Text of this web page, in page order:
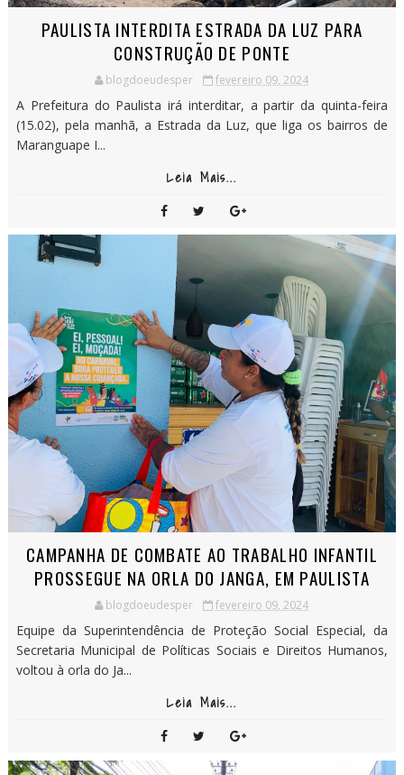
PAULISTA INTERDITA ESTRADA DA LUZ PARA
CONSTRUÇÃO DE PONTE
blogdoeudesper fevereiro 09, 2024
A Prefeitura do Paulista irá interditar, a partir da quinta-feira
(15.02), pela manhã, a Estrada da Luz, que liga os bairros de
Maranguape I...
Leia Mais...
CAMPANHA DE COMBATE AO TRABALHO INFANTIL
PROSSEGUE NA ORLA DO JANGA, EM PAULISTA
blogdoeudesper fevereiro 09, 2024
Equipe da Superintendência de Proteção Social Especial, da
Secretaria Municipal de Políticas Sociais e Direitos Humanos,
voltou à orla do Ja...
Leia Mais...